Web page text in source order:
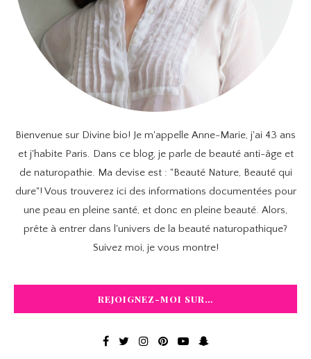
Bienvenue sur Divine bio! Je m'appelle Anne-Marie, j'ai 43 ans
et j'habite Paris. Dans ce blog, je parle de beauté anti-âge et
de naturopathie. Ma devise est : "Beauté Nature, Beauté qui
dure"! Vous trouverez ici des informations documentées pour
une peau en pleine santé, et donc en pleine beauté. Alors,
prête à entrer dans l'univers de la beauté naturopathique?
Suivez moi, je vous montre!
REJOIGNEZ-MOI SUR…